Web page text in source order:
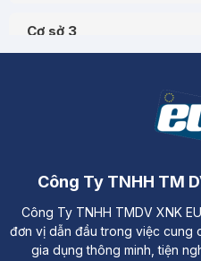
Cơ sở 3
Công Ty TNHH TM
Công Ty TNHH TMDV XNK
đơn vị dẫn đầu trong việc cung
gia dụng thông minh, tiện